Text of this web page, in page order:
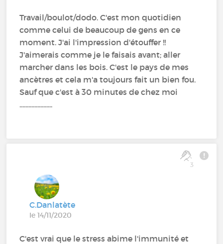
Travail/boulot/dodo. C'est mon quotidien
comme celui de beaucoup de gens en ce
moment. J'ai l'impression d'étouffer !!
J'aimerais comme je le faisais avant; aller
marcher dans les bois. C'est le pays de mes
ancètres et cela m'a toujours fait un bien fou.
Sauf que c'est à 30 minutes de chez moi
......................
3
C.Danlatète
le 14/11/2020
C'est vrai que le stress abime l'immunité et